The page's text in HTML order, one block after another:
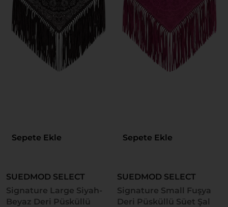
Sepete Ekle
SUEDMOD SELECT
Signature Large Siyah-
Beyaz Deri Püsküllü
Sepete Ekle
SUEDMOD SELECT
Signature Small Fuşya
Deri Püsküllü Süet Şal